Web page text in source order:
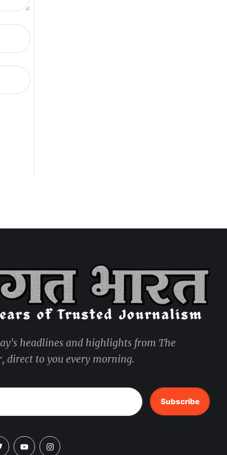
headlines and highlights from The
direct to you every morning.
Subscribe